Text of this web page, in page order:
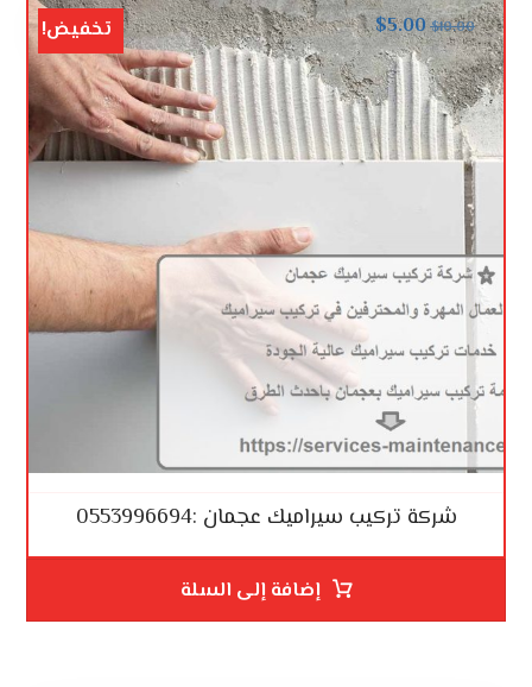
شركة تركيب سيراميك عجمان :0553996694
$10.00
$5.00 تخفيض!
إضافة إلى السلة